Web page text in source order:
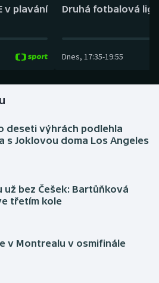
v plavání Druhá fotbalová
Dnes, 17:35-19:55
deseti výhrách podlehla
s Joklovou doma Los Angeles
už bez Češek: Bartůňková
třetím kole
v Montrealu v osmifinále